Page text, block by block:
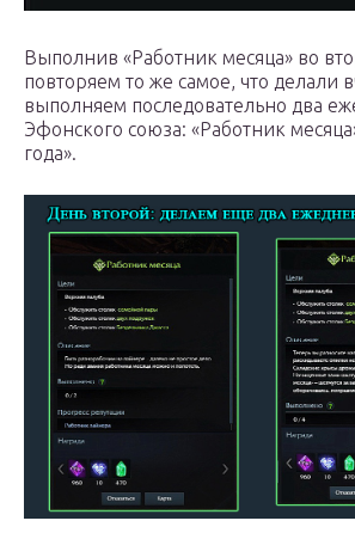
Выполнив «Работник месяца» во
повторяем то же самое, что делали
выполняем последовательно два
Эфонского союза: «Работник
года».